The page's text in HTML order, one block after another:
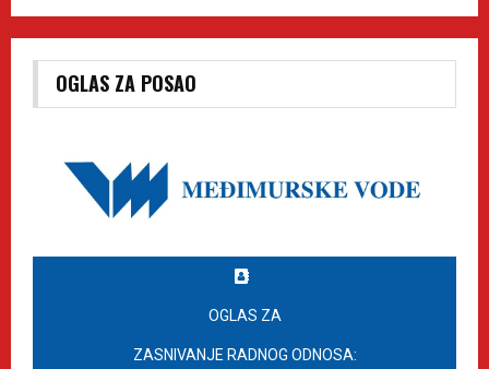
OGLAS ZA POSAO
OGLAS ZA
ZASNIVANJE RADNOG ODNOSA: